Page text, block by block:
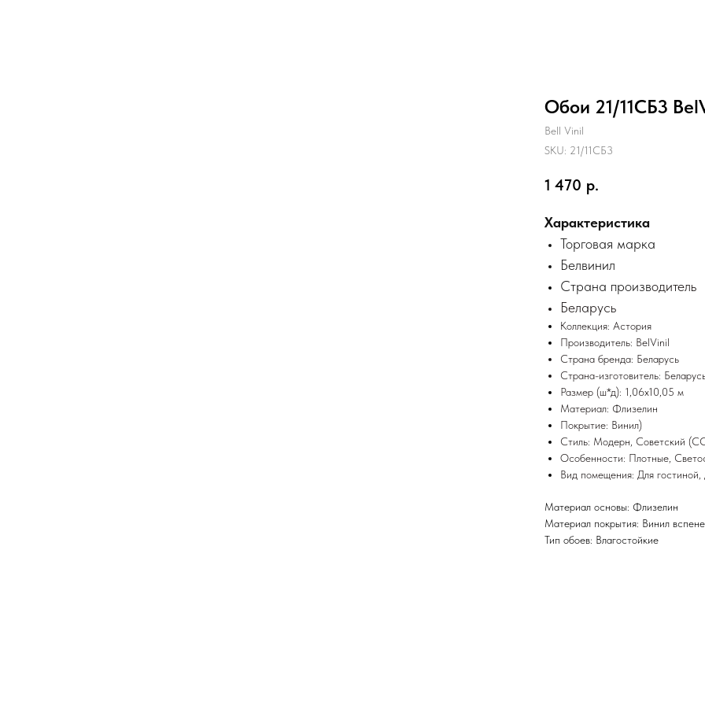
Обои 21/11СБ3
Bell Vinil
SKU: 21/11СБ3
1 470 р.
Характеристика
Торговая марка
Белвинил
Страна производитель
Беларусь
Коллекция: Астория
Производитель: BelVinil
Страна бренда: Беларусь
Страна-изготовитель:
Размер (ш*д): 1,06x10,05 м
Материал: Флизелин
Покрытие: Винил)
Стиль: Модерн Советский
Особенности: Плотные
Вид помещения: Для гостиной
Материал основы: Флизелин
Материал покрытия: Винил
Тип обоев: Влагостойкие